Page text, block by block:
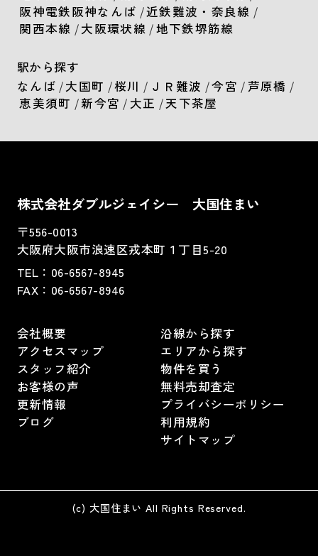
阪神電鉄阪神なんば /近鉄難波・奈良線 /
関西本線 /大阪環状線 /地下鉄堺筋線
駅から探す
なんば /大国町 /桜川 / ＪＲ難波 /今宮 / 芦原橋 /
恵美須町 /新今宮 / 大正 /天下茶屋
株式会社ダブルジェイシー 大国住まい
〒556-0013
大阪府大阪市浪速区戎本町１丁目5-20
TEL： 06-6567-8945
FAX：06-6567-8946
会社概要
アクセスマップ
スタッフ紹介
お客様の声
更新情報
ブログ
沿線から探す
エリアから探す
物件を買う
無料売却査定
プライバシーポリシー
利用規約
サイトマップ
(c) 大国住まい All Rights Reserved.